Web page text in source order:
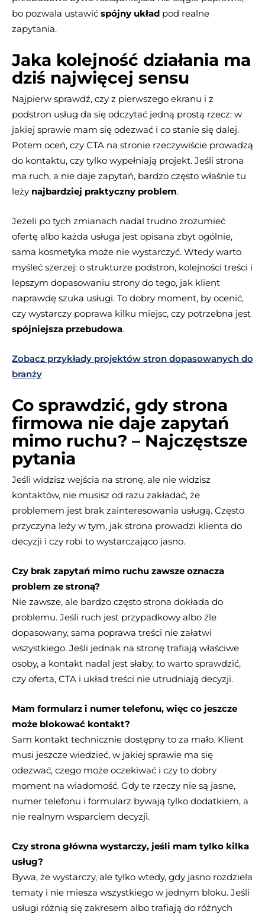
bo pozwala ustawić spójny układ pod realne
zapytania.
Jaka kolejność działania ma
dziś najwięcej sensu
Najpierw sprawdź, czy z pierwszego ekranu i z
podstron usług da się odczytać jedną prostą rzecz: w
jakiej sprawie mam się odezwać i co stanie się dalej.
Potem oceń, czy CTA na stronie rzeczywiście prowadzą
do kontaktu, czy tylko wypełniają projekt. Jeśli strona
ma ruch, a nie daje zapytań, bardzo często właśnie tu
leży najbardziej praktyczny problem.
Jeżeli po tych zmianach nadal trudno zrozumieć
ofertę albo każda usługa jest opisana zbyt ogólnie,
sama kosmetyka może nie wystarczyć. Wtedy warto
myśleć szerzej: o strukturze podstron, kolejności treści i
lepszym dopasowaniu strony do tego, jak klient
naprawdę szuka usługi. To dobry moment, by ocenić,
czy wystarczy poprawa kilku miejsc, czy potrzebna jest
spójniejsza przebudowa.
Zobacz przykłady projektów stron dopasowanych do
branży
Co sprawdzić, gdy strona
firmowa nie daje zapytań
mimo ruchu? – Najczęstsze
pytania
Jeśli widzisz wejścia na stronę, ale nie widzisz
kontaktów, nie musisz od razu zakładać, że
problemem jest brak zainteresowania usługą. Często
przyczyna leży w tym, jak strona prowadzi klienta do
decyzji i czy robi to wystarczająco jasno.
Czy brak zapytań mimo ruchu zawsze oznacza
problem ze stroną?
Nie zawsze, ale bardzo często strona dokłada do
problemu. Jeśli ruch jest przypadkowy albo źle
dopasowany, sama poprawa treści nie załatwi
wszystkiego. Jeśli jednak na stronę trafiają właściwe
osoby, a kontakt nadal jest słaby, to warto sprawdzić,
czy oferta, CTA i układ treści nie utrudniają decyzji.
Mam formularz i numer telefonu, więc co jeszcze
może blokować kontakt?
Sam kontakt technicznie dostępny to za mało. Klient
musi jeszcze wiedzieć, w jakiej sprawie ma się
odezwać, czego może oczekiwać i czy to dobry
moment na wiadomość. Gdy te rzeczy nie są jasne,
numer telefonu i formularz bywają tylko dodatkiem, a
nie realnym wsparciem decyzji.
Czy strona główna wystarczy, jeśli mam tylko kilka
usług?
Bywa, że wystarczy, ale tylko wtedy, gdy jasno rozdziela
tematy i nie miesza wszystkiego w jednym bloku. Jeśli
usługi różnią się zakresem albo trafiają do różnych